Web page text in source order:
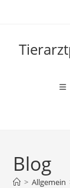
Blog
> Allgemein